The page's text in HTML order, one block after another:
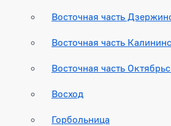
Восточная часть
Восточная часть
Восточная часть
Восход
Горбольница